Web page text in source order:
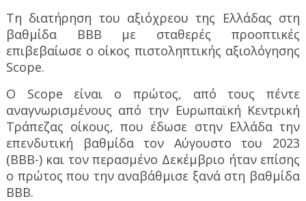
Τη διατήρηση του αξιόχρεου της Ελλάδας στη
βαθμίδα ΒΒΒ με σταθερές προοπτικές
επιβεβαίωσε ο οίκος πιστοληπτικής αξιολόγησης
Scope.
O Scope είναι ο πρώτος, από τους πέντε
αναγνωρισμένους από την Ευρωπαϊκή Κεντρική
Τράπεζας οίκους, που έδωσε στην Ελλάδα την
επενδυτική βαθμίδα τον Αύγουστο του 2023
(BBB-) και τον περασμένο Δεκέμβριο ήταν επίσης
ο πρώτος που την αναβάθμισε ξανά στη βαθμίδα
ΒΒΒ.